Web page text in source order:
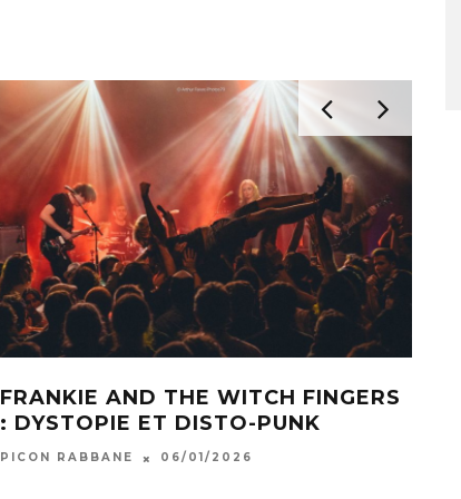
FRANKIE AND THE WITCH FINGERS
: DYSTOPIE ET DISTO-PUNK
PICON RABBANE 06/01/2026